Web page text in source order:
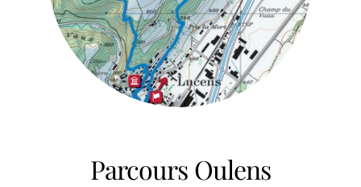
Parcours Oulens